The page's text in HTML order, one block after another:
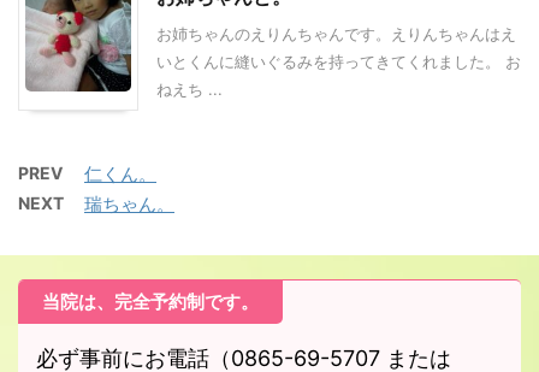
お姉ちゃんのえりんちゃんです。えりんちゃんはえ
いとくんに縫いぐるみを持ってきてくれました。 お
ねえち ...
PREV 仁くん。
NEXT 瑞ちゃん。
当院は、完全予約制です。
必ず事前にお電話（0865-69-5707 または